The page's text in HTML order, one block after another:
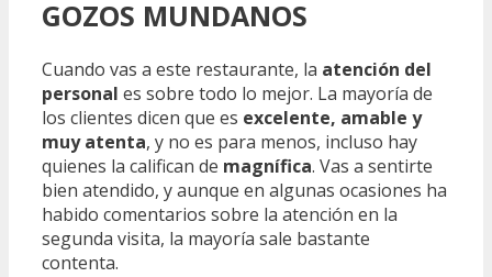
GOZOS MUNDANOS
Cuando vas a este restaurante, la atención del
personal es sobre todo lo mejor. La mayoría de
los clientes dicen que es excelente, amable y
muy atenta, y no es para menos, incluso hay
quienes la califican de magnífica. Vas a sentirte
bien atendido, y aunque en algunas ocasiones ha
habido comentarios sobre la atención en la
segunda visita, la mayoría sale bastante
contenta.